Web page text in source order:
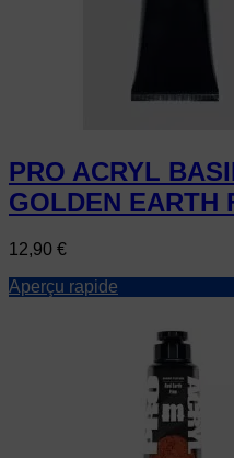
PRO ACRYL
GOLDEN EARTH
Prix
12,90 €
Aperçu rapide